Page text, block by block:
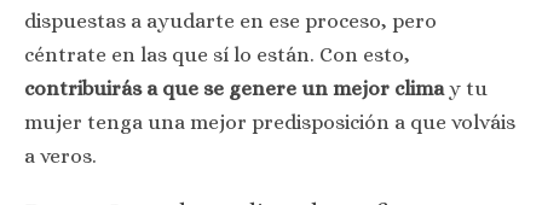
dispuestas a ayudarte en ese proceso, pero
céntrate en las que sí lo están. Con esto,
contribuirás a que se genere un mejor clima y tu
mujer tenga una mejor predisposición a que volváis
a veros.